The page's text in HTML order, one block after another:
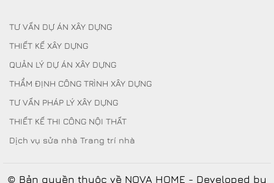
TƯ VẤN DỰ ÁN XÂY DỰNG
THIẾT KẾ XÂY DỰNG
QUẢN LÝ DỰ ÁN XÂY DỰNG
THẨM ĐỊNH CÔNG TRÌNH XÂY DỰNG
TƯ VẤN PHÁP LÝ XÂY DỰNG
THIẾT KẾ THI CÔNG NỘI THẤT
Dịch vụ sửa nhà Trang trí nhà
© Bản quyền thuộc về NOVA HOME - Developed by